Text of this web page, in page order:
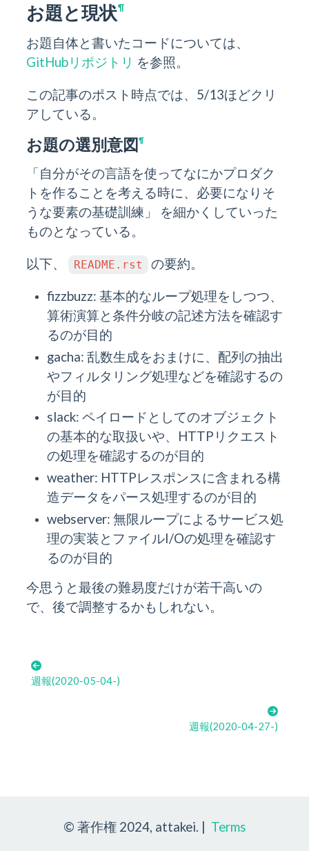
お題と現状¶
お題自体と書いたコードについては、
GitHubリポジトリ を参照。
この記事のポスト時点では、5/13ほどクリ
アしている。
お題の選別意図 ¶
「自分がその言語を使ってなにかプロダク
トを作ることを考える時に、必要になりそ
うな要素の基礎訓練」 を細かくしていった
ものとなっている。
以下、 README.rst の要約。
fizzbuzz: 基本的なループ処理をしつつ、
算術演算と条件分岐の記述方法を確認す
るのが目的
gacha: 乱数生成をおまけに、配列の抽出
やフィルタリング処理などを確認するの
が目的
slack: ペイロードとしてのオブジェクト
の基本的な取扱いや、HTTPリクエスト
の処理を確認するのが目的
weather: HTTPレスポンスに含まれる構
造データをパース処理するのが目的
webserver: 無限ループによるサービス処
理の実装とファイルI/Oの処理を確認す
るのが目的
今思うと最後の難易度だけが若干高いの
で、後で調整するかもしれない。
週報(2020-05-04-)
週報(2020-04-27-)
© 著作権 2024, attakei. | Terms